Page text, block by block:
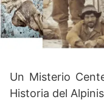
Un Misterio
Historia del